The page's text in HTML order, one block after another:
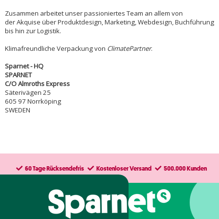
Zusammen arbeitet unser passioniertes Team an allem von
der Akquise über Produktdesign, Marketing, Webdesign, Buchführung
bis hin zur Logistik.
Klimafreundliche Verpackung von ClimatePartner.
Sparnet - HQ
SPARNET
C/O Almroths Express
Säterivägen 25
605 97 Norrköping
SWEDEN
60 Tage Rücksendefris Kostenloser Versand 500.000 Kunden